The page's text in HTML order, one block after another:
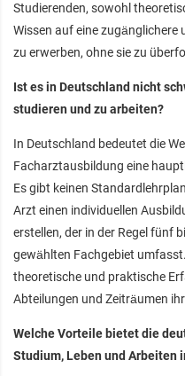
Studierenden, sowohl
Wissen auf eine zugänglichere
zu erwerben, ohne sie zu
Ist es in Deutschland nicht
studieren und zu arbeiten?
In Deutschland bedeutet die
Facharztausbildung eine
Es gibt keinen
Arzt einen individuellen
erstellen, der in der Regel fünf
gewählten Fachgebiet
theoretische und praktische
Abteilungen und Zeiträumen
Welche Vorteile bietet die
Studium, Leben und Arbeiten